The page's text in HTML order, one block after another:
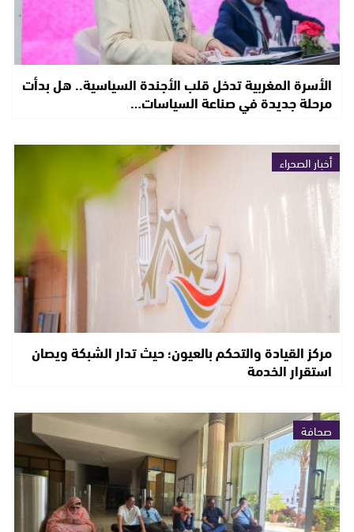
الأسرة المغربية تدخل قلب الأجندة السياسية.. هل بدأت
مرحلة جديدة في صناعة السياسات…
أخبار الصحراء
مركز القيادة والتحكم بالعيون؛ حيث تدار الشبكة ويصان
استقرار الخدمة
صحافة